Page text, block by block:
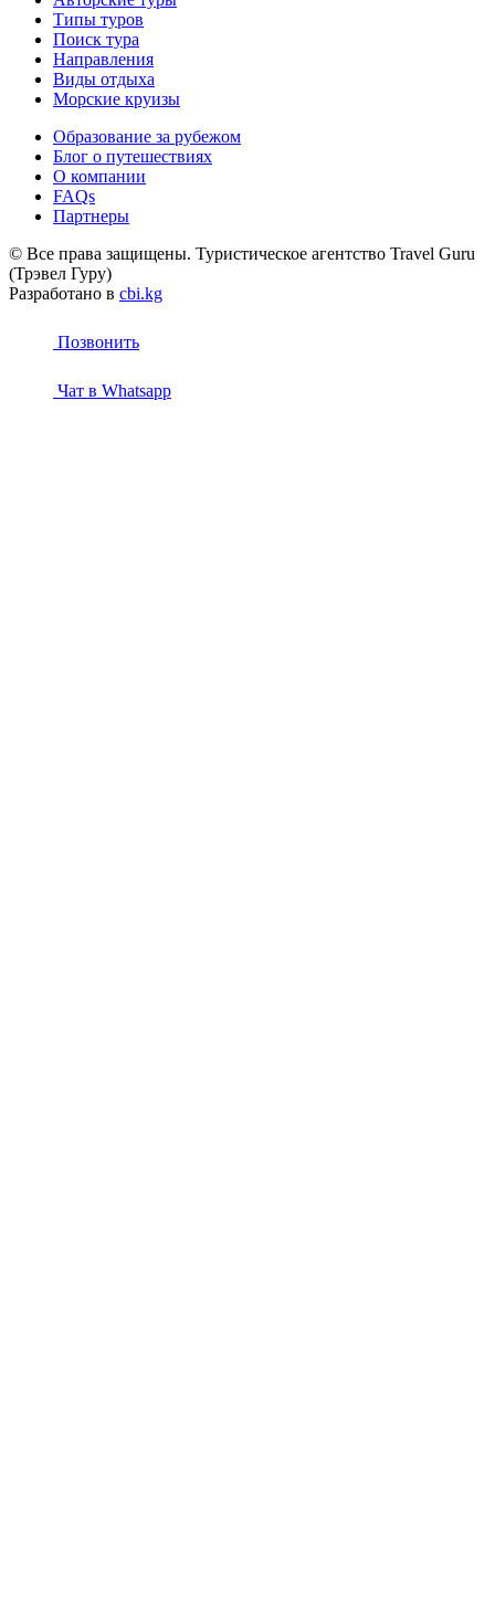
Типы туров
Поиск тура
Направления
Виды отдыха
Морские круизы
Образование за рубежом
Блог о путешествиях
О компании
FAQs
Партнеры
© Все права защищены. Туристическое агентство Travel Guru
(Трэвел Гуру)
Разработано в cbi.kg
Позвонить
Чат в Whatsapp